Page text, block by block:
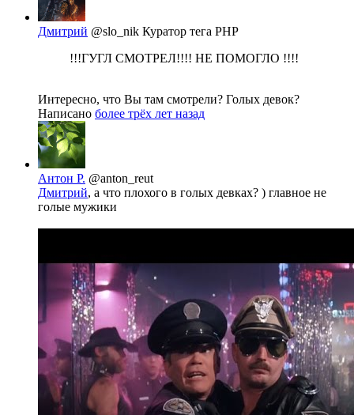
Дмитрий @slo_nik Куратор тега PHP
!!!ГУГЛ СМОТРЕЛ!!!! НЕ ПОМОГЛО !!!!
Интересно, что Вы там смотрели? Голых девок?
Написано более трёх лет назад
Антон Р. @anton_reut
Дмитрий, а что плохого в голых девках? ) главное не
голые мужики